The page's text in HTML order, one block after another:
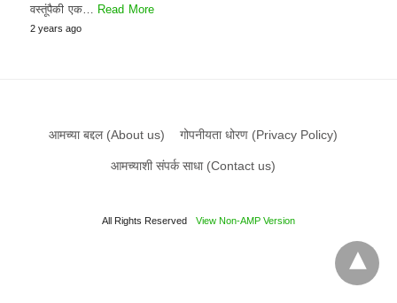
वस्तूंपैकी एक… Read More
2 years ago
आमच्या बद्दल (About us) गोपनीयता धोरण (Privacy Policy)
आमच्याशी संपर्क साधा (Contact us)
All Rights Reserved View Non-AMP Version